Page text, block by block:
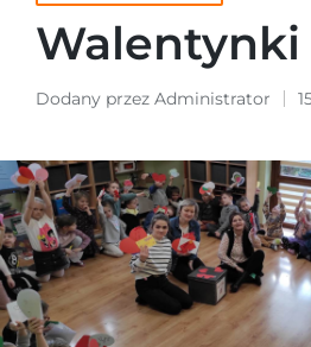
Walentynki
Dodany przez Administrator